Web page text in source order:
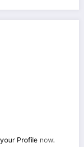
Profile now.